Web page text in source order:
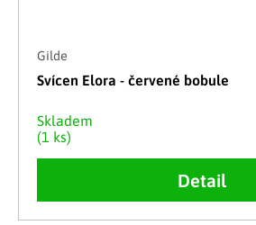
Gilde
Svícen Elora - červené bobule
Skladem
(1 ks)
Detail